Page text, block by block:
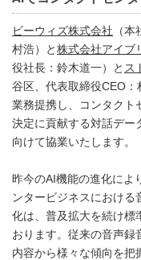
ビーウィズ株式会社 （
村浩）と株式会社アイブ
役社長：鈴木道一）と ス
谷区、代表取締役CEO
業務提携し、コンタクト
決定に貢献する対話デー
向けて協業いたします。
昨今のAI機能の進化によ
ンタービジネスにおける
化は、普及拡大を続け標
おります。 従来の音声録
内容から様々な傾向を把